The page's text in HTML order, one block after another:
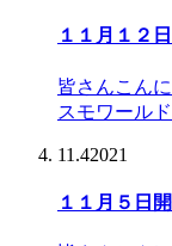
１１月１２
皆さんこん
スモワール
11.42021
１１月５日